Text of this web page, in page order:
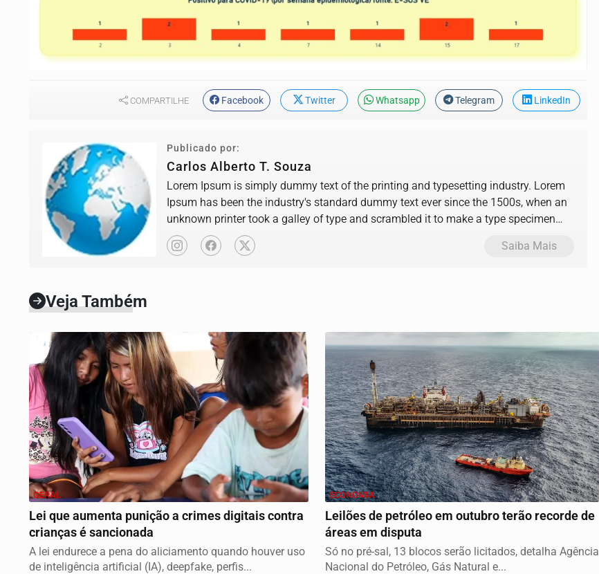
COMPARTILHE Facebook Twitter Whatsapp Telegram LinkedIn
Publicado por:
Carlos Alberto T. Souza
Lorem Ipsum is simply dummy text of the printing and typesetting industry. Lorem
Ipsum has been the industry's standard dummy text ever since the 1500s, when an
unknown printer took a galley of type and scrambled it to make a type specimen
book.
Saiba Mais
Veja Também
GERAL
Lei que aumenta punição a crimes digitais contra
crianças é sancionada
A lei endurece a pena do aliciamento quando houver uso
de inteligência artificial (IA), deepfake, perfis...
ECONOMIA
Leilões de petróleo em outubro terão recorde de
áreas em disputa
Só no pré-sal, 13 blocos serão licitados, detalha Agência
Nacional do Petróleo, Gás Natural e...